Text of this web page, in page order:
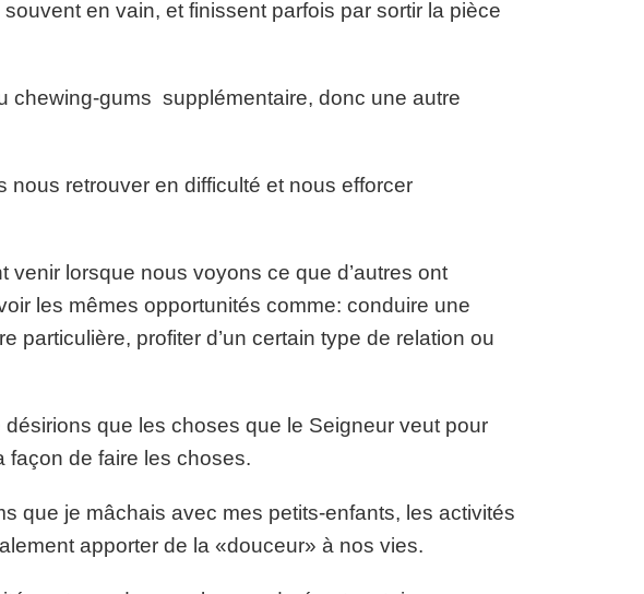
souvent en vain, et finissent parfois par sortir la pièce
chewing-gums supplémentaire, donc une autre
nous retrouver en difficulté et nous efforcer
lorsque nous voyons ce que d’autres ont
les mêmes opportunités comme: conduire une
particulière, profiter d’un certain type de relation ou
que les choses que le Seigneur veut pour
façon de faire les choses.
que je mâchais avec mes petits-enfants, les activités
apporter de la «douceur» à nos vies.